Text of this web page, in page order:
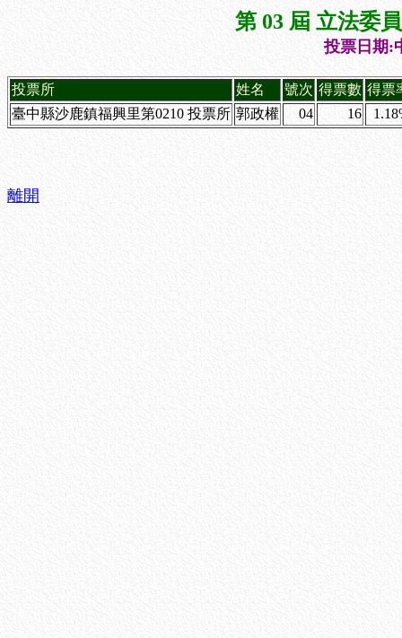
第 03 屆 立法委
投票日期:
投票所 姓名 號次 得票數 得票
臺中縣沙鹿鎮福興里第0210 投票所 郭政權 04 16
離開